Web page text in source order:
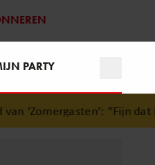
PARTY
“Fijn dat ik